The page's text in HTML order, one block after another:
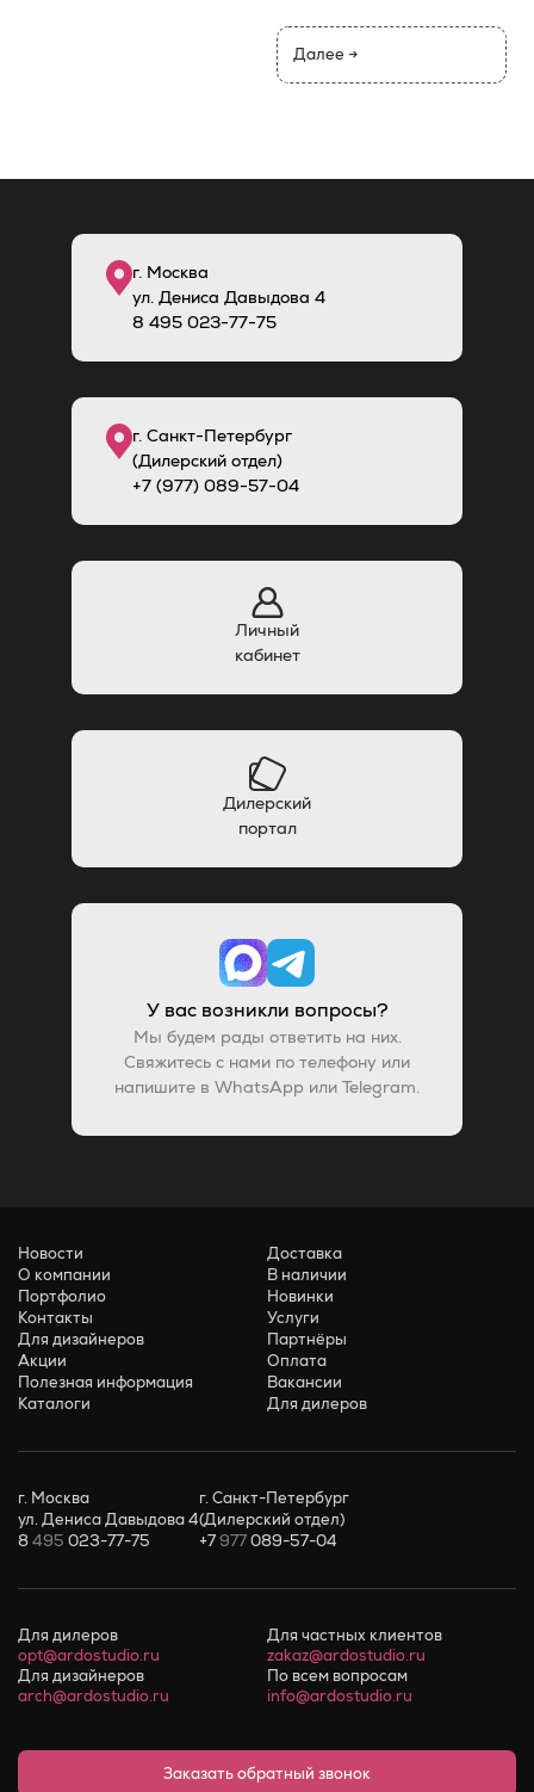
Далее →
г. Москва
ул. Дениса Давыдова 4
8 495 023-77-75
г. Санкт-Петербург
(Дилерский отдел)
+7 (977) 089-57-04
Личный
кабинет
Дилерский
портал
У вас возникли вопросы?
Мы будем рады ответить на них.
Свяжитесь с нами по телефону или
напишите в WhatsApp или Telegram.
Новости
О компании
Портфолио
Контакты
Для дизайнеров
Акции
Полезная информация
Каталоги
Доставка
В наличии
Новинки
Услуги
Партнёры
Оплата
Вакансии
Для дилеров
г. Москва
ул. Дениса Давыдова 4
8495 023-77-75
г. Санкт-Петербург
(Дилерский отдел)
+7977089-57-04
Для дилеров
opt@ardostudio.ru
Для частных клиентов
zakaz@ardostudio.ru
Для дизайнеров
arch@ardostudio.ru
По всем вопросам
info@ardostudio.ru
Заказать обратный звонок